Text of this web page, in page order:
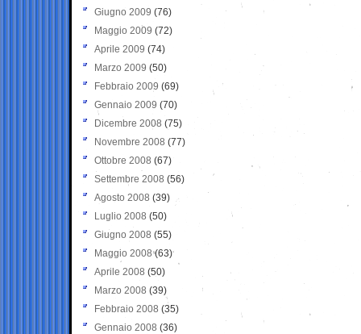
Giugno 2009 (76)
Maggio 2009 (72)
Aprile 2009 (74)
Marzo 2009 (50)
Febbraio 2009 (69)
Gennaio 2009 (70)
Dicembre 2008 (75)
Novembre 2008 (77)
Ottobre 2008 (67)
Settembre 2008 (56)
Agosto 2008 (39)
Luglio 2008 (50)
Giugno 2008 (55)
Maggio 2008(63)
Aprile 2008 (50)
Marzo 2008 (39)
Febbraio 2008 (35)
Gennaio 2008 (36)